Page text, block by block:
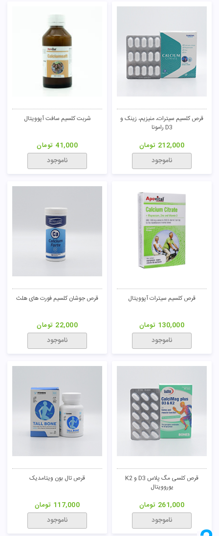
قرص کلسیم سیترات، منیزیم، زینک و
D3 رامونا
212,000 تومان
ناموجود
شربت کلسیم سافت آپوویتال
41,000 تومان
ناموجود
قرص کلسیم سیترات آپوویتال
130,000 تومان
ناموجود
قرص جوشان کلسیم فورت های هلث
22,000 تومان
ناموجود
قرص کلسی مگ پلاس D3 و K2
یوروویتال
261,000 تومان
ناموجود
قرص تال بون ویتامدیک
117,000 تومان
ناموجود